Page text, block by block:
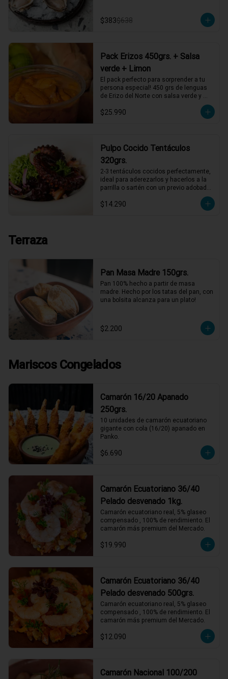
Se reciben vivas semanalmente y se
abren al momento del servicio.
$383$638
Pack Erizos 450grs. + Salsa
verde + Limon
El pack perfecto para sorprender a tu
persona especial! 450 grs de lenguas
de Erizo del Norte con salsa verde y
$25.990
Pulpo Cocido Tentáculos
320grs.
2-3 tentáculos cocidos perfectamente,
ideal para aderezarlos y hacerlos a la
parrilla o sartén con un previo adobado,
alguna salsa mayonesa
$14.290
Terraza
Pan Masa Madre 150grs.
Pan 100% hecho a partir de masa
madre. Hecho por los tatas del pan, con
una bolsita alcanza para un plato!
$2.200
Mariscos Congelados
Camarón 16/20 Apanado
250grs.
10 unidades de camarón ecuatoriano
gigante con cola (16/20) apanado en
Panko.
$6.690
Camarón Ecuatoriano 36/40
Pelado desvenado 1kg.
Camarón ecuatoriano real, 5% glaseo
compensado , 100% de rendimiento. El
camarón más premium del Mercado.
$19.990
Camarón Ecuatoriano 36/40
Pelado desvenado 500grs.
Camarón ecuatoriano real, 5% glaseo
compensado , 100% de rendimiento. El
camarón más premium del Mercado.
$12.090
Camarón Nacional 100/200